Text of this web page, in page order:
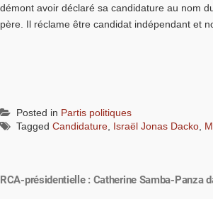
démont avoir déclaré sa candidature au nom
père. Il réclame être candidat indépendant et
Posted in Partis politiques
Tagged Candidature Israël Jonas Dacko
RCA-présidentielle : Catherine Samba-Panza